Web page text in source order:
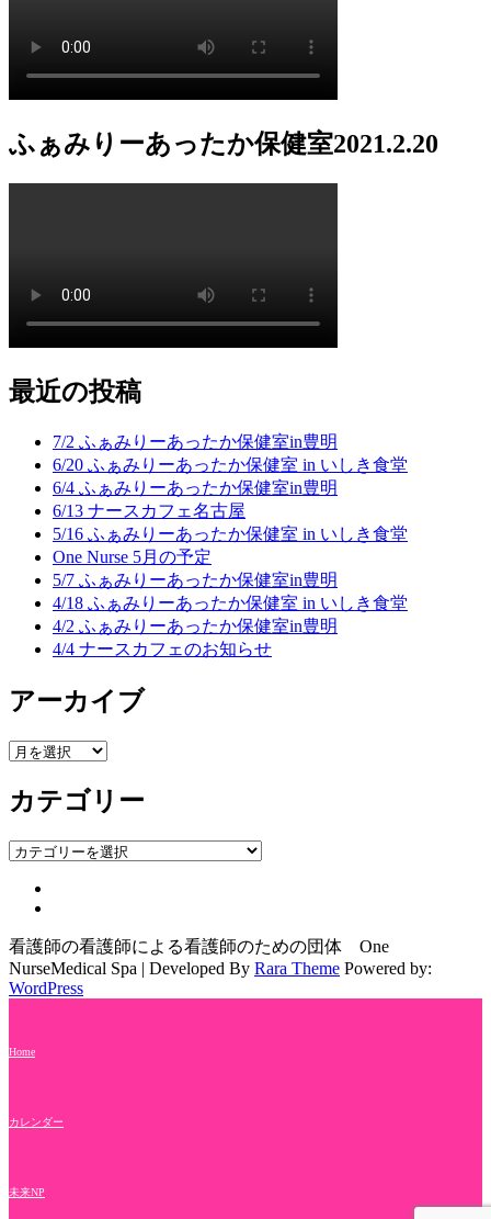
ふぁみりーあったか保健室2021.2.20
最近の投稿
7/2 ふぁみりーあったか保健室in豊明
6/20 ふぁみりーあったか保健室 in いしき食堂
6/4 ふぁみりーあったか保健室in豊明
6/13 ナースカフェ名古屋
5/16 ふぁみりーあったか保健室 in いしき食堂
One Nurse 5月の予定
5/7 ふぁみりーあったか保健室in豊明
4/18 ふぁみりーあったか保健室 in いしき食堂
4/2 ふぁみりーあったか保健室in豊明
4/4 ナースカフェのお知らせ
アーカイブ
ア
カ
イ
ブ
カテゴリー
カ
ー
看護師の看護師による看護師のための団体 One
NurseMedical Spa | Developed By Rara Theme Powered by:
WordPress
Home
カレンダー
未来NP